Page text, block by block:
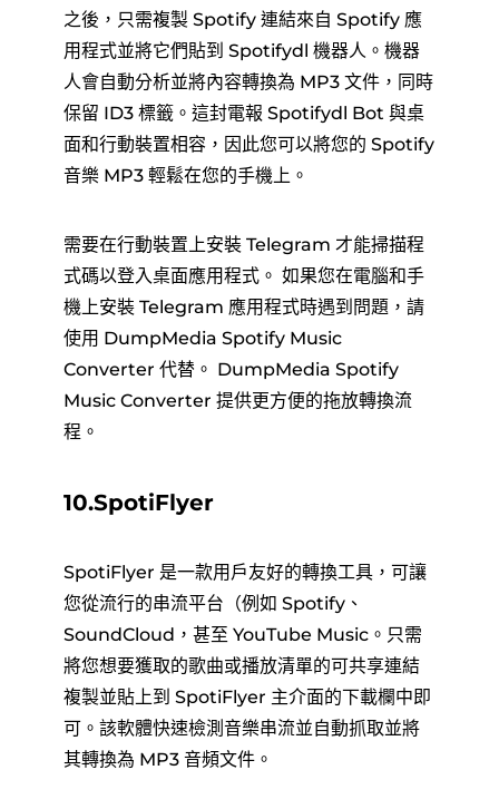
之後，只需複製 Spotify 連結來自 Spotify 應
用程式並將它們貼到 Spotifydl 機器人。機器
人會自動分析並將內容轉換為 MP3 文件，同時
保留 ID3 標籤。這封電報 Spotifydl Bot 與桌
面和行動裝置相容，因此您可以將您的 Spotify
音樂 MP3 輕鬆在您的手機上。
需要在行動裝置上安裝 Telegram 才能掃描程
式碼以登入桌面應用程式。 如果您在電腦和手
機上安裝 Telegram 應用程式時遇到問題，請
使用 DumpMedia Spotify Music
Converter 代替。 DumpMedia Spotify
Music Converter 提供更方便的拖放轉換流
程。
10.SpotiFlyer
SpotiFlyer 是一款用戶友好的轉換工具，可讓
您從流行的串流平台（例如 Spotify、
SoundCloud，甚至 YouTube Music。只需
將您想要獲取的歌曲或播放清單的可共享連結
複製並貼上到 SpotiFlyer 主介面的下載欄中即
可。該軟體快速檢測音樂串流並自動抓取並將
其轉換為 MP3 音頻文件。